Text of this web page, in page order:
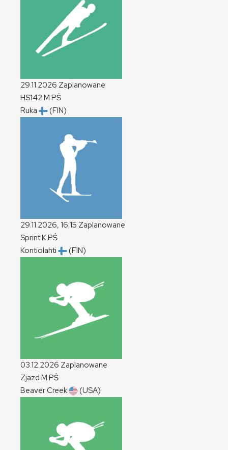
29.11.2026 Zaplanowane
HS142M PŚ
Ruka
(FIN)
29.11.2026, 16:15 Zaplanowane
SprintKPŚ
Kontiolahti
(FIN)
03.12.2026 Zaplanowane
Zjazd M PŚ
Beaver Creek
(USA)